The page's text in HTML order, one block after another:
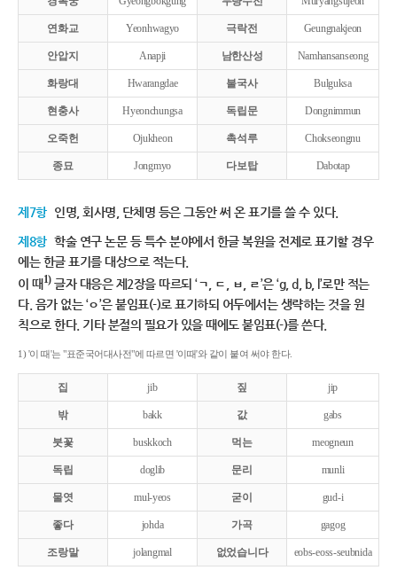
연화교 Yeonhwagyo 극락전 Geungnakjeon
안압지 Anapji 남한산성 Namhansanseong
화랑대 Hwarangdae 불국사 Bulguksa
현충사 Hyeonchungsa 독립문 Dongnimmun
오죽헌 Ojukheon 촉석루 Chokseongnu
종묘 Jongmyo 다보탑 Dabotap
제7항 인명, 회사명, 단체명 등은 그동안 써 온 표기를 쓸 수 있다.
제8항 학술 연구 논문 등 특수 분야에서 한글 복원을 전제로 표기할 경우
에는 한글 표기를 대상으로 적는다.
이 때1)글자 대응은 제2장을 따르되 ‘ㄱ, ㄷ, ㅂ, ㄹ’은 ‘g, d, b, l’로만 적는
다. 음가 없는 ‘ㅇ’은 붙임표(-)로 표기하되 어두에서는 생략하는 것을 원
칙으로 한다. 기타 분절의 필요가 있을 때에도 붙임표(-)를 쓴다.
1) '이 때'는 "표준국어대사전"에 따르면 '이때'와 같이 붙여 써야 한다.
집 jib 짚 jip
밖 bakk 값 gabs
붓꽃 buskkoch 먹는 meogneun
독립 doglib 문리 munli
물엿 mul-yeos 굳이 gud-i
좋다 johda 가곡 gagog
조랑말 jolangmal 없었습니다 eobs-eoss-seubnida